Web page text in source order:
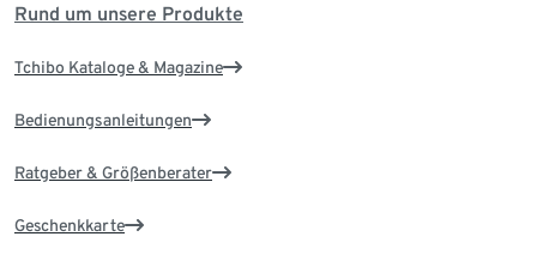
Rund um unsere Produkte
Tchibo Kataloge & Magazine
Bedienungsanleitungen
Ratgeber & Größenberater
Geschenkkarte